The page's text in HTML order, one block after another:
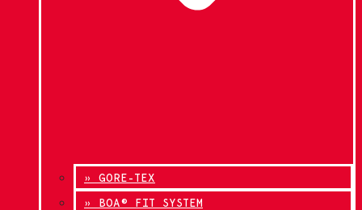
» GORE-TEX
» BOA® FIT SYSTEM